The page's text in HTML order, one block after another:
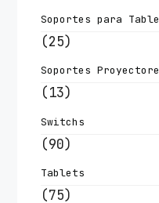
Soportes para
(25)
Soportes
(13)
Switchs
(90)
Tablets
(75)